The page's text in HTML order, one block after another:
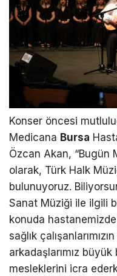
Konser öncesi
Medicana Bursa
Özcan Akan, “Bugün
olarak, Türk Halk
bulunuyoruz.
Sanat Müziği ile ilgili
konuda
sağlık
arkadaşlarımız
mesleklerini icra